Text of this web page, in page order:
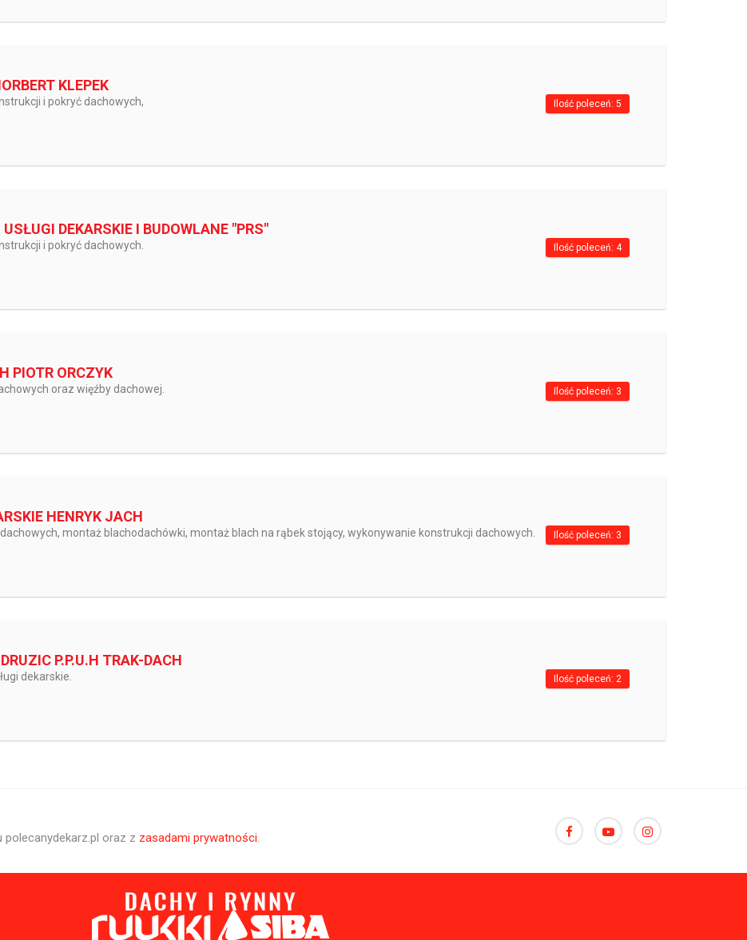
KLEPEK
i pokryć dachowych, Ilość poleceń: 5
DEKARSKIE I BUDOWLANE "PRS"
i pokryć dachowych. Ilość poleceń: 4
PIOTR ORCZYK
oraz więźby dachowej. Ilość poleceń: 3
HENRYK JACH
montaż blachodachówki, montaż blach na rąbek stojący, wykonywanie konstrukcji dachowych. Ilość poleceń: 3
P.P.U.H TRAK-DACH
dekarskie. Ilość poleceń: 2
polecanydekarz.pl oraz z zasadami prywatności.